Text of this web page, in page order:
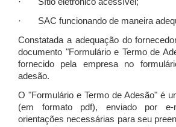
· Sítio eletrônico acessível;
· SAC funcionando de maneira
Constatada a adequação do
documento "Formulário e Termo de
fornecido pela empresa no
adesão.
O "Formulário e Termo de Adesão" é
(em formato pdf), enviado por e-
orientações necessárias para seu